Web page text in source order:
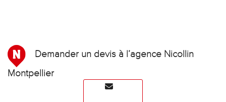
Demander un devis à l’agence Nicollin
Montpellier